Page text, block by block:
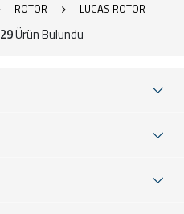
ROTOR LUCAS ROTOR
29Ürün Bulundu